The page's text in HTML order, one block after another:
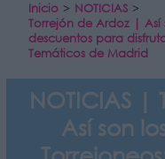
Inicio > NOTICIAS >
Torrejón de Ardoz | Así
descuentos para
Temáticos de Madrid
NOTICIAS |
Así son